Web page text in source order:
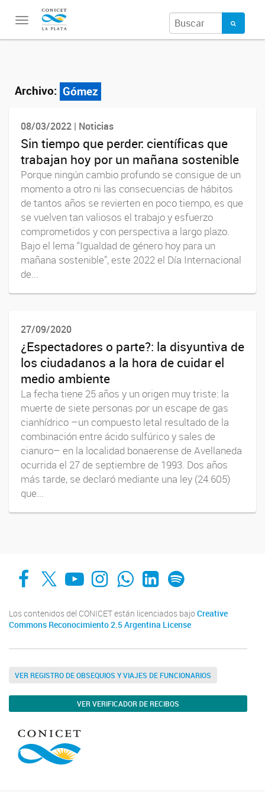
Toggle
navigation
Archivo: Gómez
08/03/2022 | Noticias
Sin tiempo que perder: científicas que
trabajan hoy por un mañana sostenible
Porque ningún cambio profundo se consigue de un
momento a otro ni las consecuencias de hábitos
de tantos años se revierten en poco tiempo, es que
se vuelven tan valiosos el trabajo y esfuerzo
comprometidos y con perspectiva a largo plazo.
Bajo el lema “Igualdad de género hoy para un
mañana sostenible”, este 2022 el Día Internacional
de...
27/09/2020
¿Espectadores o parte?: la disyuntiva de
los ciudadanos a la hora de cuidar el
medio ambiente
La fecha tiene 25 años y un origen muy triste: la
muerte de siete personas por un escape de gas
cianhídrico –un compuesto letal resultado de la
combinación entre ácido sulfúrico y sales de
cianuro– en la localidad bonaerense de Avellaneda
ocurrida el 27 de septiembre de 1993. Dos años
más tarde, se declaró mediante una ley (24.605)
que...
Facebook
X YouTube
Instagram
Whats AppLinkedIn
Spotify
Los contenidos del CONICET están licenciados bajo Creative
Commons Reconocimiento 2.5 Argentina License
VER REGISTRO DE OBSEQUIOS Y VIAJES DE FUNCIONARIOS
VER VERIFICADOR DE RECIBOS